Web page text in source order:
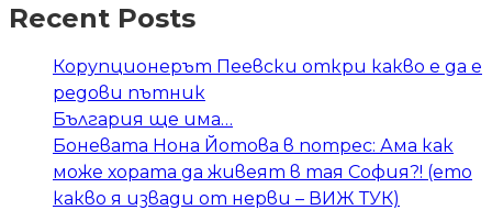
Recent Posts
Корупционерът Пеевски откри какво е да е
редови пътник
България ще има…
Боневата Нона Йотова в потрес: Ама как
може хората да живеят в тая София?! (ето
какво я извади от нерви – ВИЖ ТУК)